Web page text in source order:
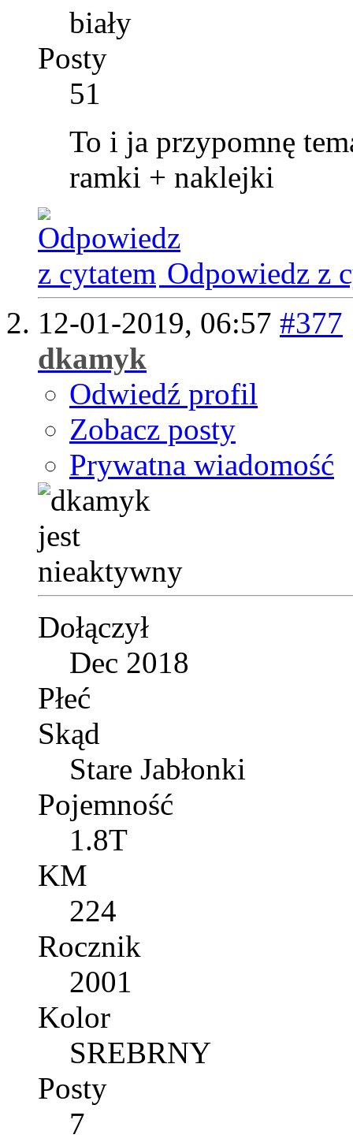
biały
Posty
51
To i ja przypomnę
ramki + naklejki
Odpowiedz z
12-01-2019, 06:57 #377
dkamyk
Odwiedź profil
Zobacz posty
Prywatna wiadomość
Dołączył
Dec 2018
Płeć
Skąd
Stare Jabłonki
Pojemność
1.8T
KM
224
Rocznik
2001
Kolor
SREBRNY
Posty
7